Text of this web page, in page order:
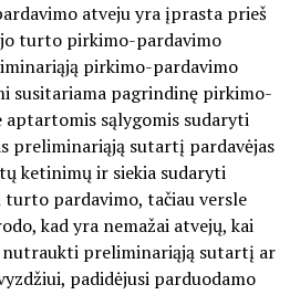
atveju yra įprasta prieš
turto pirkimo-pardavimo
pirkimo-pardavimo
susitariama pagrindinę pirkimo-
sąlygomis sudaryti
preliminariąją sutartį pardavėjas
ketinimų ir siekia sudaryti
pardavimo, tačiau versle
kad yra nemažai atvejų, kai
nutraukti preliminariąją sutartį ar
padidėjusi parduodamo